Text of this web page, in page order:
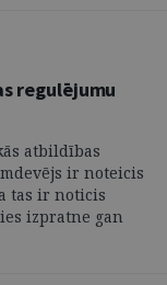
regulējumu
atbildības
ir noteicis
tas ir noticis
izpratne gan